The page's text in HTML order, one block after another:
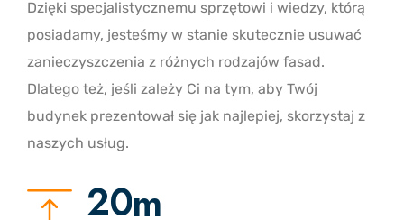
Dzięki specjalistycznemu sprzętowi i wiedzy, którą
posiadamy, jesteśmy w stanie skutecznie usuwać
zanieczyszczenia z różnych rodzajów fasad.
Dlatego też, jeśli zależy Ci na tym, aby Twój
budynek prezentował się jak najlepiej, skorzystaj z
naszych usług.
20m